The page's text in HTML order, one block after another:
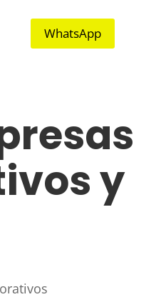
WhatsApp
y